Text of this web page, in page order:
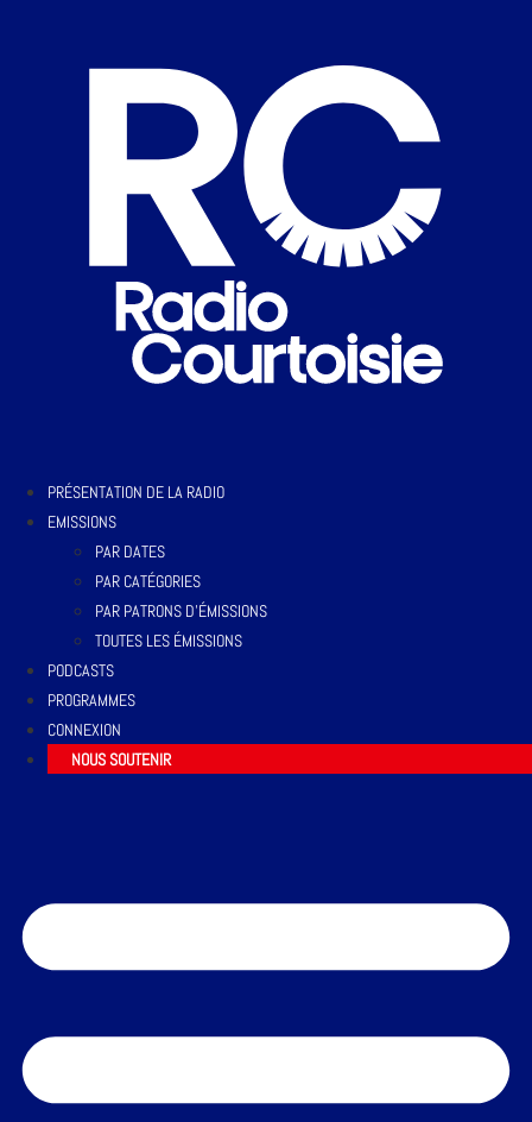
PRÉSENTATION DE LA RADIO
EMISSIONS
PAR DATES
PAR CATÉGORIES
PAR PATRONS D’ÉMISSIONS
TOUTES LES ÉMISSIONS
PODCASTS
PROGRAMMES
CONNEXION
NOUS SOUTENIR